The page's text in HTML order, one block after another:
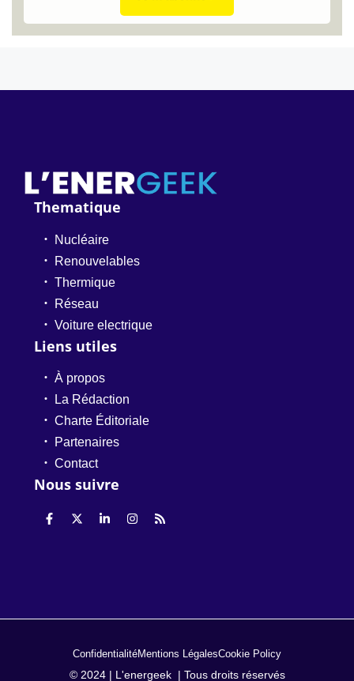
Thematique
Nucléaire
Renouvelables
Thermique
Réseau
Voiture electrique
Liens utiles
À propos
La Rédaction
Charte Éditoriale
Partenaires
Contact
Nous suivre
© 2024 | L'energeek | Tous droits réservés
ConfidentialitéMentions LégalesCookie Policy